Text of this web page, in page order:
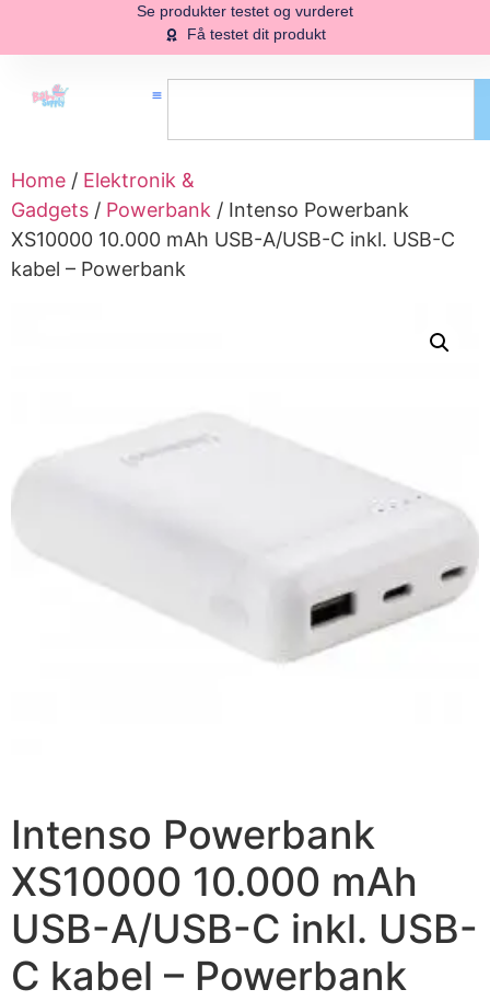
Se produkter testet og vurderet
Få testet dit produkt
Home / Elektronik &
Gadgets / Powerbank / Intenso Powerbank
XS10000 10.000 mAh USB-A/USB-C inkl. USB-C
kabel – Powerbank
Intenso Powerbank
XS10000 10.000 mAh
USB-A/USB-C inkl. USB-
C kabel – Powerbank